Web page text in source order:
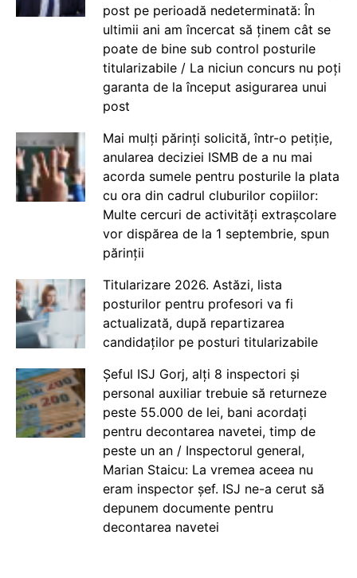
post pe perioadă nedeterminată: În
ultimii ani am încercat să ținem cât se
poate de bine sub control posturile
titularizabile / La niciun concurs nu poți
garanta de la început asigurarea unui
post
Mai mulți părinți solicită, într-o petiție,
anularea deciziei ISMB de a nu mai
acorda sumele pentru posturile la plata
cu ora din cadrul cluburilor copiilor:
Multe cercuri de activități extrașcolare
vor dispărea de la 1 septembrie, spun
părinții
Titularizare 2026. Astăzi, lista
posturilor pentru profesori va fi
actualizată, după repartizarea
candidaților pe posturi titularizabile
Șeful ISJ Gorj, alți 8 inspectori și
personal auxiliar trebuie să returneze
peste 55.000 de lei, bani acordați
pentru decontarea navetei, timp de
peste un an / Inspectorul general,
Marian Staicu: La vremea aceea nu
eram inspector șef. ISJ ne-a cerut să
depunem documente pentru
decontarea navetei